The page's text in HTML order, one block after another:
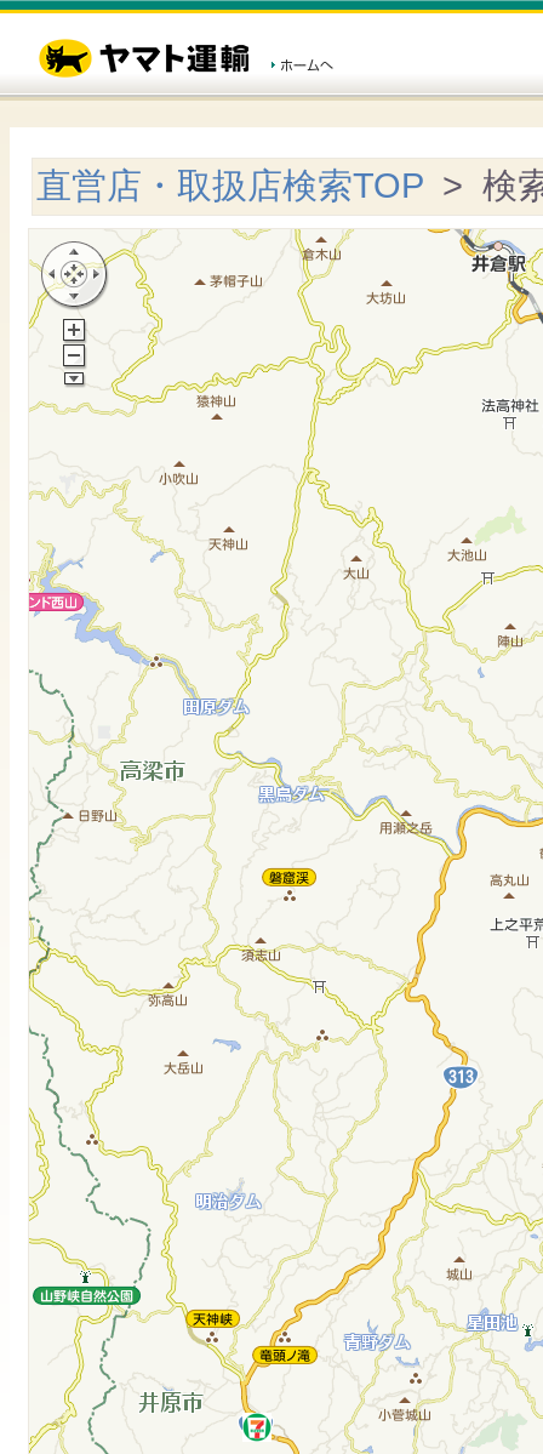
直営店・取扱店検索TOP > 検